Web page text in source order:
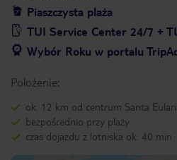
Piaszczysta plaża
TUI Service Center 24/7 +
Wybór Roku w portalu
Położenie:
ok. 12 km od centrum Santa
bezpośrednio przy plaży
czas dojazdu z lotniska ok. 40 min